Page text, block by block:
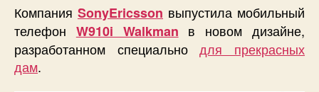
Компания SonyEricsson выпустила мобильный
телефон W910i Walkman в новом дизайне,
разработанном специальнодля прекрасных
дам.